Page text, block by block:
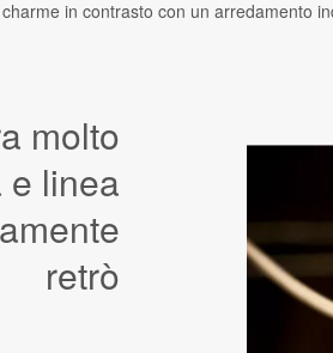
in contrasto con un arredamento
molto
e linea
retrò